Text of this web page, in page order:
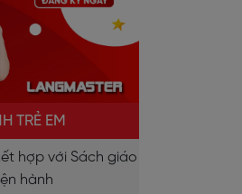
TRẺ EM
hợp với Sách giáo
hành